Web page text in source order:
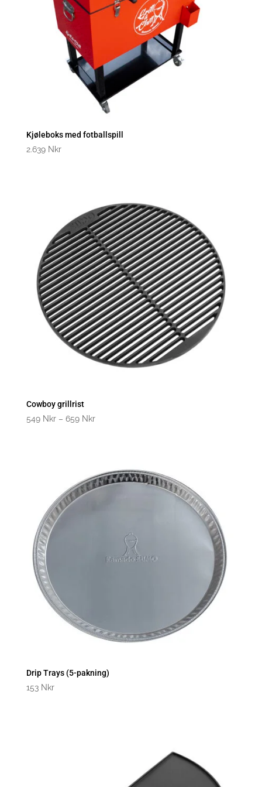
Kjøleboks med fotballspill
2.639 Nkr
Cowboy grillrist
549 Nkr – 659 NkrPrisklasse:
kroner
Drip Trays (5-pakning)
153 Nkr